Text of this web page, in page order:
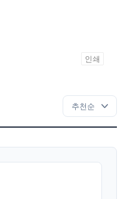
인쇄